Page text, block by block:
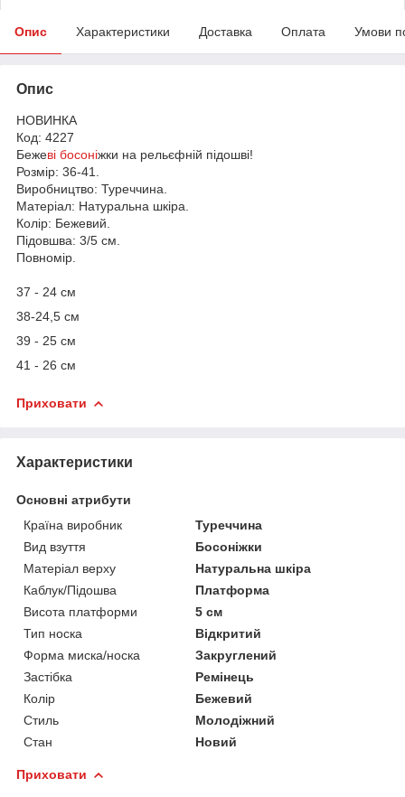
Опис Характеристики Доставка Оплата Умови
Опис
НОВИНКА
Код: 4227
Бежеві босоніжки на рельєфній підошві!
Розмір: 36-41.
Виробництво: Туреччина.
Матеріал: Натуральна шкіра.
Колір: Бежевий.
Підовшва: 3/5 см.
Повномір.
37 - 24 см
38-24,5 см
39 - 25 см
41 - 26 см
Приховати
Характеристики
Основні атрибути
Країна виробник
Туреччина
Вид взуття
Босоніжки
Матеріал верху
Натуральна шкіра
Каблук/Підошва
Платформа
Висота платформи
5 см
Тип носка
Відкритий
Форма миска/носка
Закруглений
Застібка
Ремінець
Колір
Бежевий
Стиль
Молодіжний
Стан
Новий
Приховати